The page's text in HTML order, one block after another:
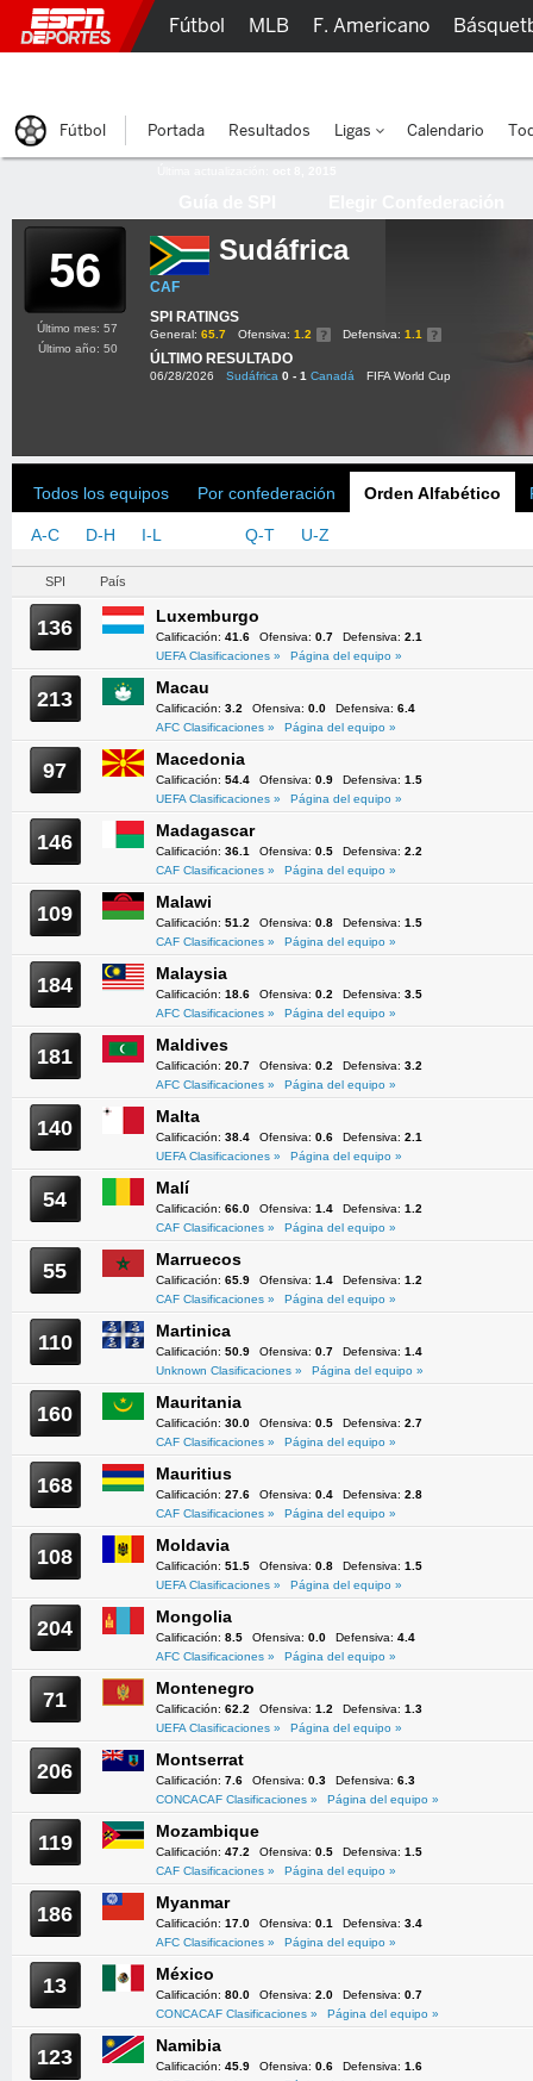
56 Sudáfrica
CAF
SPI RATINGS
General: 65.7 Ofensiva: 1.2 Defensiva: 1.1
ÚLTIMO RESULTADO
06/28/2026 Sudáfrica 0 - 1 Canadá FIFA World Cup
Último mes: 57
Último año: 50
Todos los equipos Por confederación Orden Alfabético
A-C D-H I-L Q-T U-Z
SPI País
136 Luxemburgo
Calificación: 41.6 Ofensiva: 0.7 Defensiva: 2.1
UEFA Clasificaciones »
Página del equipo »
213 Macau
Calificación: 3.2 Ofensiva: 0.0 Defensiva: 6.4
AFC Clasificaciones »
Página del equipo »
97 Macedonia
Calificación: 54.4 Ofensiva: 0.9 Defensiva: 1.5
UEFA Clasificaciones »
Página del equipo »
146 Madagascar
Calificación: 36.1 Ofensiva: 0.5 Defensiva: 2.2
CAF Clasificaciones »
Página del equipo »
109 Malawi
Calificación: 51.2 Ofensiva: 0.8 Defensiva: 1.5
CAF Clasificaciones »
Página del equipo »
184 Malaysia
Calificación: 18.6 Ofensiva: 0.2 Defensiva: 3.5
AFC Clasificaciones »
Página del equipo »
181 Maldives
Calificación: 20.7 Ofensiva: 0.2 Defensiva: 3.2
AFC Clasificaciones »
Página del equipo »
140 Malta
Calificación: 38.4 Ofensiva: 0.6 Defensiva: 2.1
UEFA Clasificaciones »
Página del equipo »
54 Malí
Calificación: 66.0 Ofensiva: 1.4 Defensiva: 1.2
CAF Clasificaciones »
Página del equipo »
55 Marruecos
Calificación: 65.9 Ofensiva: 1.4 Defensiva: 1.2
CAF Clasificaciones »
Página del equipo »
110 Martinica
Calificación: 50.9 Ofensiva: 0.7 Defensiva: 1.4
Unknown Clasificaciones »
Página del equipo »
160 Mauritania
Calificación: 30.0 Ofensiva: 0.5 Defensiva: 2.7
CAF Clasificaciones »
Página del equipo »
168 Mauritius
Calificación: 27.6 Ofensiva: 0.4 Defensiva: 2.8
CAF Clasificaciones »
Página del equipo »
108 Moldavia
Calificación: 51.5 Ofensiva: 0.8 Defensiva: 1.5
UEFA Clasificaciones »
Página del equipo »
204 Mongolia
Calificación: 8.5 Ofensiva: 0.0 Defensiva: 4.4
AFC Clasificaciones »
Página del equipo »
71 Montenegro
Calificación: 62.2 Ofensiva: 1.2 Defensiva: 1.3
UEFA Clasificaciones »
Página del equipo »
206 Montserrat
Calificación: 7.6 Ofensiva: 0.3 Defensiva: 6.3
CONCACAF Clasificaciones »
Página del equipo »
119 Mozambique
Calificación: 47.2 Ofensiva: 0.5 Defensiva: 1.5
CAF Clasificaciones »
Página del equipo »
186 Myanmar
Calificación: 17.0 Ofensiva: 0.1 Defensiva: 3.4
AFC Clasificaciones »
Página del equipo »
13 México
Calificación: 80.0 Ofensiva: 2.0 Defensiva: 0.7
CONCACAF Clasificaciones »
Página del equipo »
123 Namibia
Calificación: 45.9 Ofensiva: 0.6 Defensiva: 1.6
Fútbol MLB F. Americano
Fútbol Portada Resultados Ligas Calendario